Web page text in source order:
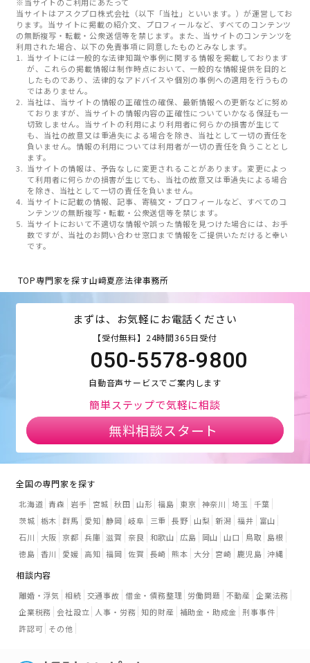
当サイトはアスクプロ株式会社（以下「当社」といいます。）が運営してお
ります。当サイトに掲載の紹介文、プロフィールなど、すべてのコンテンツ
の無断複写・転載・公衆送信等を禁じます。また、当サイトのコンテンツを
利用された場合、以下の免責事項に同意したものとみなします。
当サイトには一般的な法律知識や事例に関する情報を掲載しております
が、これらの掲載情報は制作時点において、一般的な情報提供を目的と
したものであり、法律的なアドバイスや個別の事例への適用を行うもの
ではありません。
当社は、当サイトの情報の正確性の確保、最新情報への更新などに努め
ておりますが、当サイトの情報内容の正確性についていかなる保証も一
切致しません。当サイトの利用により利用者に何らかの損害が生じて
も、当社の故意又は重過失による場合を除き、当社として一切の責任を
負いません。情報の利用については利用者が一切の責任を負うこととし
ます。
当サイトの情報は、予告なしに変更されることがあります。変更によっ
て利用者に何らかの損害が生じても、当社の故意又は重過失による場合
を除き、当社として一切の責任を負いません。
当サイトに記載の情報、記事、寄稿文・プロフィールなど、すべてのコ
ンテンツの無断複写・転載・公衆送信等を禁じます。
当サイトにおいて不適切な情報や誤った情報を見つけた場合には、お手
数ですが、当社のお問い合わせ窓口まで情報をご提供いただけると幸い
です。
TOP専門家を探す山﨑夏彦法律事務所
まずは、お気軽にお電話ください
【受付無料】24時間365日受付
050-5578-9800
自動音声サービスでご案内します
簡単ステップで気軽に相談
無料相談スタート
全国の専門家を探す
北海道 青森 岩手 宮城 秋田 山形 福島 東京 神奈川 埼玉
千葉
茨城 栃木 群馬 愛知 静岡 岐阜 三重 長野 山梨 新潟 福井
富山
石川
大阪 京都 兵庫 滋賀 奈良 和歌山 広島 岡山 山口 鳥取
島根
徳島 香川 愛媛 高知 福岡 佐賀 長崎 熊本 大分 宮崎 鹿児島 沖縄
相談内容
離婚・浮気 相続 交通事故 借金・債務整理 労働問題 不動産 企業法務
企業税務 会社設立 人事・労務 知的財産 補助金・助成金 刑事事件
許認可 その他